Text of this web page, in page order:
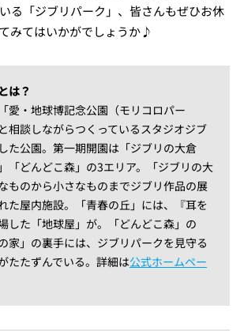
る「ジブリパーク」、皆さんもぜひお休
みてはいかがでしょうか♪
は？
愛・地球博記念公園（モリコロパー
相談しながらつくっているスタジオジブ
た公園。第一期開園は「ジブリの大倉
「どんどこ森」の3エリア。「ジブリの大
ものから小さなものまでジブリ作品の展
た屋内施設。「青春の丘」には、『耳を
した「地球屋」が。「どんどこ森」の
家」の裏手には、ジブリパークを見守る
たたずんでいる。詳細は公式ホームペー